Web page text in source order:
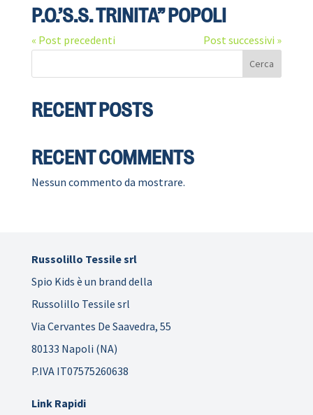
P.O.’S.S. TRINITA” POPOLI
« Post precedenti Post successivi »
Cerca
RECENT POSTS
RECENT COMMENTS
Nessun commento da mostrare.
Russolillo Tessile srl
Spio Kids è un brand della
Russolillo Tessile srl
Via Cervantes De Saavedra, 55
80133 Napoli (NA)
P.IVA IT07575260638
Link Rapidi